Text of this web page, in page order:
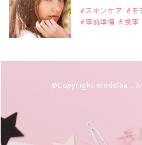
スキンケア モ
事前準備
食事
©Copyright modelba .